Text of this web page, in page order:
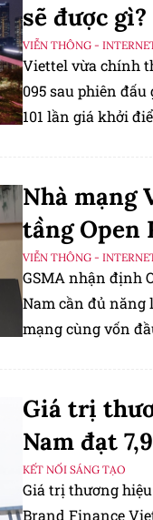
sẽ được gì?
VIỄN THÔNG -
Viettel vừa chính
095 sau phiên
101 lần giá khởi
Nhà mạng
tầng Open
VIỄN THÔNG -
GSMA nhận định
Nam cần đủ năng
mạng cùng vốn
Giá trị
Nam đạt
KẾT NỐI SÁNG TẠO
Giá trị thương
Brand Finance